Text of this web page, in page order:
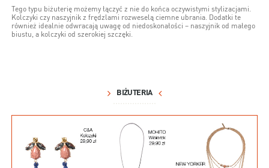
Tego typu biżuterię możemy łączyć z nie do końca oczywistymi stylizacjami.
Kolczyki czy naszyjnik z frędzlami rozweselą ciemne ubrania. Dodatki te
również idealnie odwracają uwagę od niedoskonałości – naszyjnik od małego
biustu, a kolczyki od szerokiej szczęki.
BIŻUTERIA